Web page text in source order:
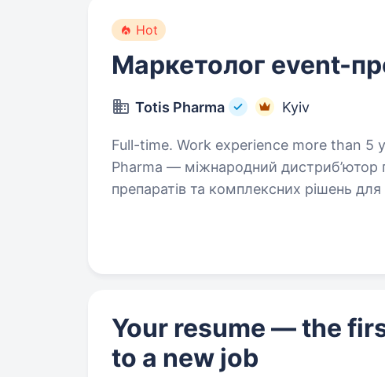
Hot
Маркетолог event-
Totis Pharma Kyiv
Full-time. Work experience more than 5
Pharma — міжнародний дистриб’ютор
препаратів та комплексних рішень
Your resume — the
to a new job